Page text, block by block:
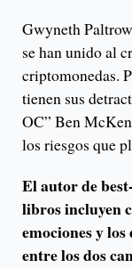
Gwyneth
se han unido al
criptomonedas.
tienen sus
OC” Ben
los riesgos que
El autor de
libros incluyen
emociones y
entre los dos